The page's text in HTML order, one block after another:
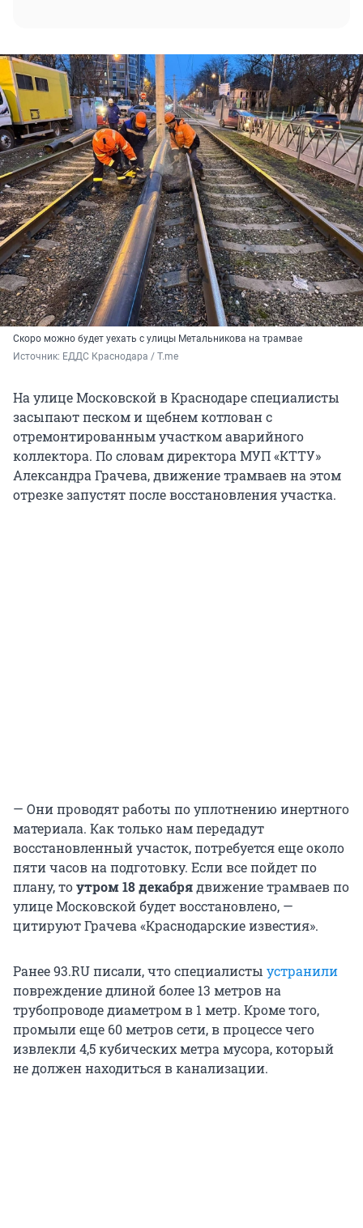
Скоро можно будет уехать с улицы Метальникова на трамвае
Источник: ЕДДС Краснодара / T.me
На улице Московской в Краснодаре специалисты
засыпают песком и щебнем котлован с
отремонтированным участком аварийного
коллектора. По словам директора МУП «КТТУ»
Александра Грачева, движение трамваев на этом
отрезке запустят после восстановления участка.
— Они проводят работы по уплотнению инертного
материала. Как только нам передадут
восстановленный участок, потребуется еще около
пяти часов на подготовку. Если все пойдет по
плану, тоутром 18 декабрядвижение трамваев по
улице Московской будет восстановлено, —
цитируют Грачева «Краснодарские известия».
Ранее 93.RU писали, что специалисты устранили
повреждение длиной более 13 метров на
трубопроводе диаметром в 1 метр. Кроме того,
промыли еще 60 метров сети, в процессе чего
извлекли 4,5 кубических метра мусора, который
не должен находиться в канализации.